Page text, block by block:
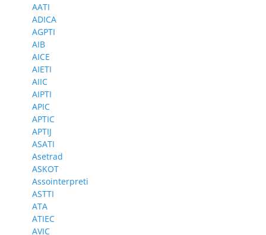
AATI
ADICA
AGPTI
AIB
AICE
AIETI
AIIC
AIPTI
APIC
APTIC
APTIJ
ASATI
Asetrad
ASKOT
Assointerpreti
ASTTI
ATA
ATIEC
AVIC